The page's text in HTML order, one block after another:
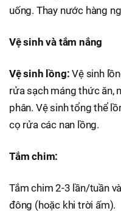
uống. Thay nước hàng
Vệ sinh và tắm nắng
Vệ sinh lồng: Vệ sinh
rửa sạch máng thức ăn,
phân. Vệ sinh tổng thể
cọ rửa các nan lồng.
Tắm chim:
Tắm chim 2-3 lần/tuần
đông (hoặc khi trời ấm).